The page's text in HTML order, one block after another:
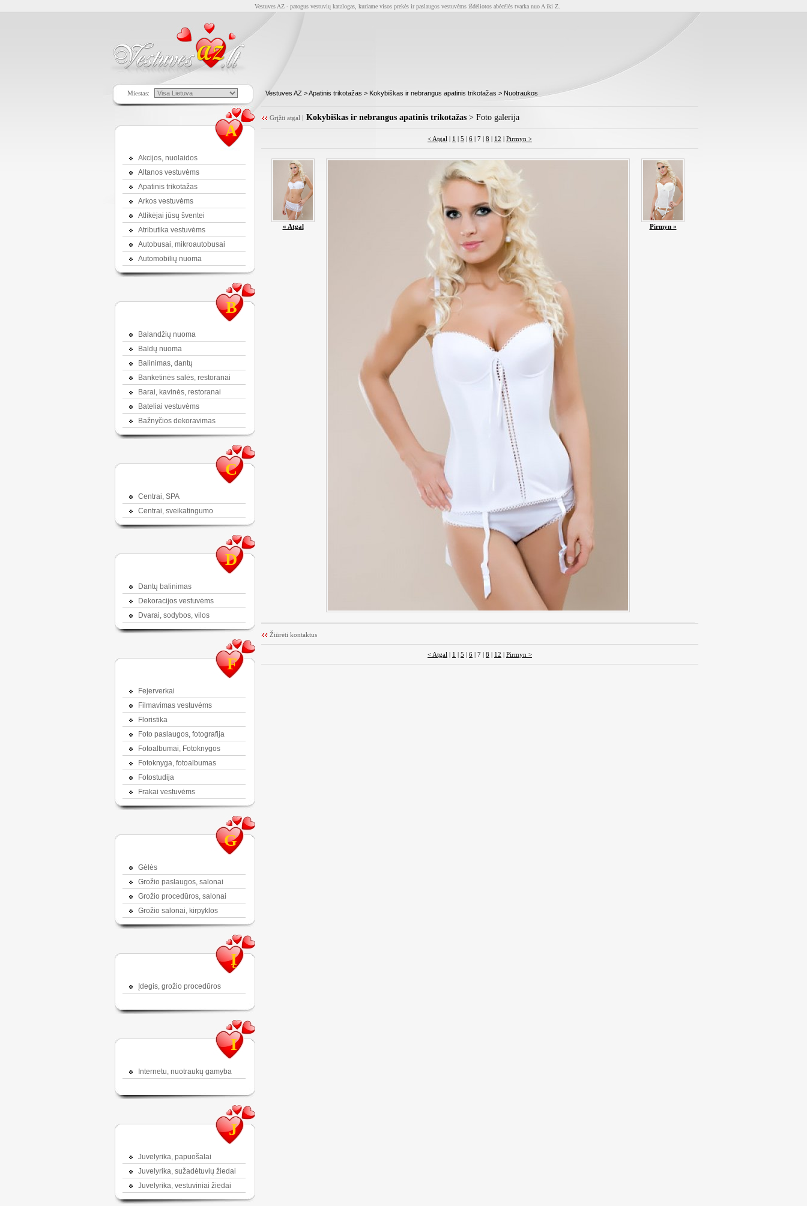
Vestuves AZ - patogus vestuvių katalogas, kuriame visos prekės ir paslaugos vestuvėms išdėliotos abėcėlės tvarka nuo A iki Z.
Miestas: Vestuves AZ >Apatinis trikotažas > Kokybiškas ir nebrangus apatinis trikotažas > Nuotraukos
A
Akcijos, nuolaidos
Altanos vestuvėms
Apatinis trikotažas
Arkos vestuvėms
Atlikėjai jūsų šventei
Atributika vestuvėms
Autobusai, mikroautobusai
Automobilių nuoma
B
Balandžių nuoma
Baldų nuoma
Balinimas, dantų
Banketinės salės, restoranai
Barai, kavinės, restoranai
Bateliai vestuvėms
Bažnyčios dekoravimas
C
Centrai, SPA
Centrai, sveikatingumo
D
Dantų balinimas
Dekoracijos vestuvėms
Dvarai, sodybos, vilos
F
Fejerverkai
Filmavimas vestuvėms
Floristika
Foto paslaugos, fotografija
Fotoalbumai, Fotoknygos
Fotoknyga, fotoalbumas
Fotostudija
Frakai vestuvėms
G
Gėlės
Grožio paslaugos, salonai
Grožio procedūros, salonai
Grožio salonai, kirpyklos
Į
Įdegis, grožio procedūros
I
Internetu, nuotraukų gamyba
J
Juvelyrika, papuošalai
Juvelyrika, sužadėtuvių žiedai
Juvelyrika, vestuviniai žiedai
Grįžti atgal | Kokybiškas ir nebrangus apatinis trikotažas > Foto galerija
< Atgal | 1 | 5 | 6 | 7 | 8 | 12 | Pirmyn >
« Atgal Pirmyn »
Žiūrėti kontaktus
< Atgal | 1 | 5 | 6 | 7 | 8 | 12 | Pirmyn >